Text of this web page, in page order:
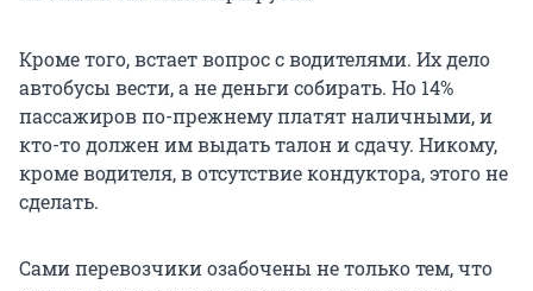
Кроме того, встает вопрос с водителями. Их дело
автобусы вести, а не деньги собирать. Но 14%
пассажиров по-прежнему платят наличными, и
кто-то должен им выдать талон и сдачу. Никому,
кроме водителя, в отсутствие кондуктора, этого не
сделать.
Сами перевозчики озабочены не только тем, что